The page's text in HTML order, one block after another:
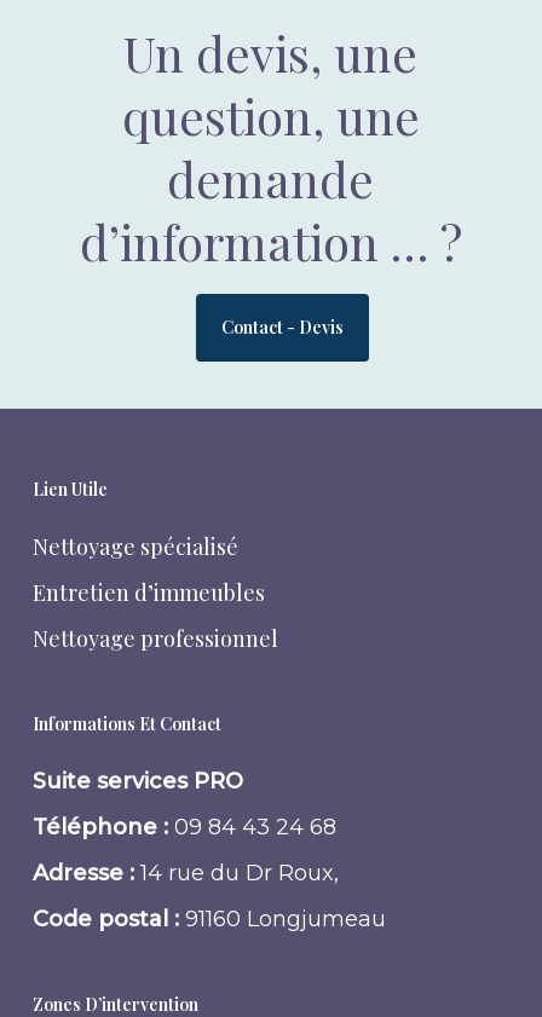
Un devis, une
question, une
demande
d’information … ?
Contact - Devis
Lien Utile
Nettoyage spécialisé
Entretien d’immeubles
Nettoyage professionnel
Informations Et Contact
Suite services PRO
Téléphone :09 84 43 24 68
Adresse :14 rue du Dr Roux,
Code postal : 91160 Longjumeau
Zones D’intervention